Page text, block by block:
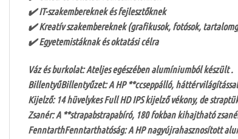
✔️ IT-szakembereknek és fejlesztőknek
✔️ Kreatív szakembereknek (grafikusok, fotósok,
✔️ Egyetemistáknak és oktatási célra
Váz és burkolat: Ateljes egészében alumíniumból készült .
BillentyűBillentyűzet: A HP **ccseppálló,
Kijelző: 14 hüvelykes Full HD IPS kijelző vékony, de
Zsanér: A **strapabstrapabíró, 180 fokban kihajtható
FenntarthFenntarthatóság: A HP nagyújrahasznosított